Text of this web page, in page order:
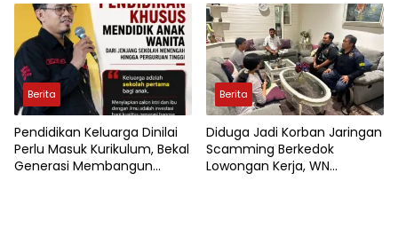
Pendidikan di Sukabumi
Pengembalian Uang
Berita
Pendidikan Keluarga Dinilai
Perlu Masuk Kurikulum, Bekal
Generasi Membangun
Berita
Diduga Jadi Korban Jaringan
Scamming Berkedok
Lowongan Kerja, WN